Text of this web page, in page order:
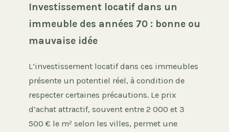
Investissement locatif dans un
immeuble des années 70 : bonne ou
mauvaise idée
L’investissement locatif dans ces immeubles
présente un potentiel réel, à condition de
respecter certaines précautions. Le prix
d’achat attractif, souvent entre 2 000 et 3
500 € le m² selon les villes, permet une